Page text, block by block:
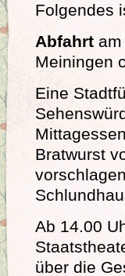
Folgendes
Abfahrt
Meiningen
Eine
Bratwurst
Ab 14.00
über die